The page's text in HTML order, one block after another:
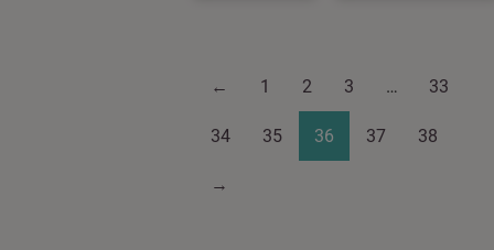
← 1 2 3 … 33
34 35 36 37 38
→